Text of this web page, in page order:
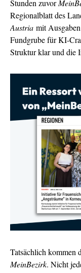
Stunden zuvor
Regionalblatt des
Austria mit
Fundgrube für KI-
Struktur klar und die
Tatsächlich kommen
MeinBezirk. Nicht